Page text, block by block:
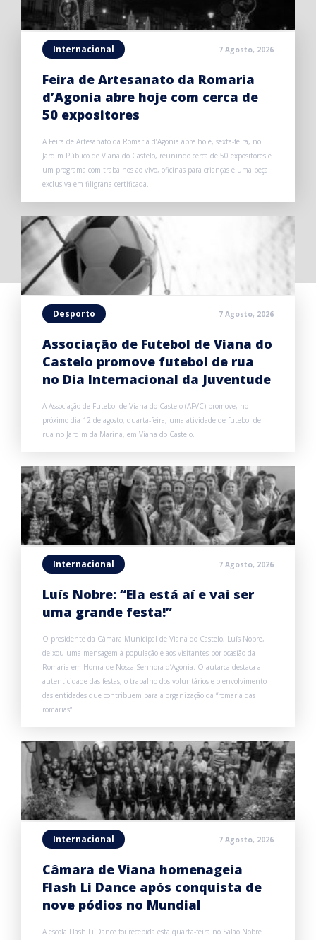
Internacional 7 Agosto, 2026
Feira de Artesanato da Romaria
d’Agonia abre hoje com cerca de
50 expositores
A Feira de Artesanato da Romaria d’Agonia abre hoje, sexta-feira, no
Jardim Público de Viana do Castelo, reunindo cerca de 50 expositores e
um programa com trabalhos ao vivo, oficinas para crianças e uma peça
exclusiva em filigrana certificada.
Desporto 7 Agosto, 2026
Associação de Futebol de Viana do
Castelo promove futebol de rua
no Dia Internacional da Juventude
A Associação de Futebol de Viana do Castelo (AFVC) promove, no
próximo dia 12 de agosto, quarta-feira, uma atividade de futebol de
rua no Jardim da Marina, em Viana do Castelo.
Internacional 7 Agosto, 2026
Luís Nobre: “Ela está aí e vai ser
uma grande festa!”
O presidente da Câmara Municipal de Viana do Castelo, Luís Nobre,
deixou uma mensagem à população e aos visitantes por ocasião da
Romaria em Honra de Nossa Senhora d’Agonia. O autarca destaca a
autenticidade das festas, o trabalho dos voluntários e o envolvimento
das entidades que contribuem para a organização da “romaria das
romarias”.
Internacional 7 Agosto, 2026
Câmara de Viana homenageia
Flash Li Dance após conquista de
nove pódios no Mundial
A escola Flash Li Dance foi recebida esta quarta-feira no Salão Nobre